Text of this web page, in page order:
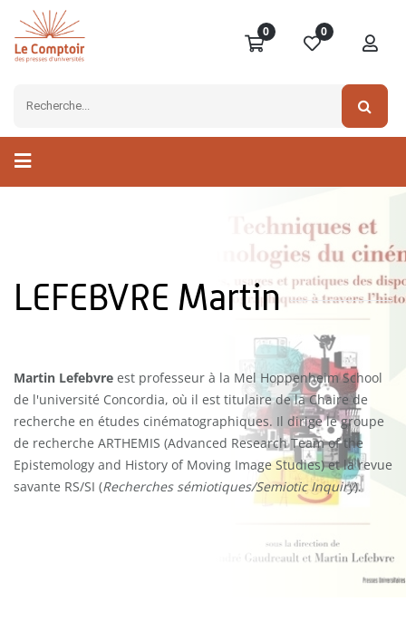
0 0
LEFEBVRE Martin
Martin Lefebvre est professeur à la Mel Hoppenheim School
de l'université Concordia, où il est titulaire de la Chaire de
recherche en études cinématographiques. Il dirige le groupe
de recherche ARTHEMIS (Advanced Research Team of the
Epistemology and History of Moving Image Studies) et la revue
savante RS/SI (Recherches sémiotiques/Semiotic Inquiry).